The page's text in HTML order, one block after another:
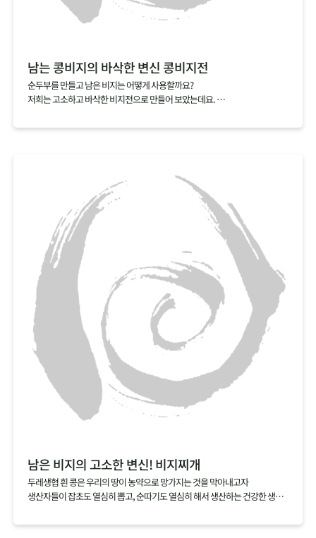
남는 콩비지의 바삭한 변신 콩비지전
순두부를 만들고 남은 비지는 어떻게 사용할까요?
저희는 고소하고 바삭한 비지전으로 만들어 보았는데요.
남은 비지의 고소한 변신! 비지찌개
두레생협 흰 콩은 우리의 땅이 농약으로 망가지는 것을 막아내고자
생산자들이 잡초도 열심히 뽑고, 순따기도 열심히 해서 생산하는 건강한 생활